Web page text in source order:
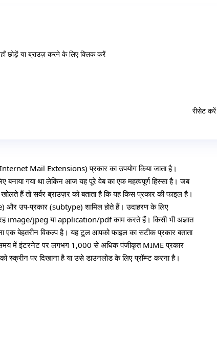
छोड़ें या ब्राउज़ करने के लिए क्लिक करें
रीसेट करें
Mail Extensions) प्रकार का उपयोग किया जाता है।
गया था लेकिन आज यह पूरे वेब का एक महत्वपूर्ण हिस्सा है। जब
हैं तो सर्वर ब्राउज़र को बताता है कि यह किस प्रकार की फाइल है।
और उप-प्रकार (subtype) शामिल होते हैं। उदाहरण के लिए
jpeg या application/pdf काम करते हैं। किसी भी अज्ञात
बेहतरीन विकल्प है। यह टूल आपको फाइल का सटीक प्रकार बताता
में इंटरनेट पर लगभग 1,000 से अधिक पंजीकृत MIME प्रकार
स्क्रीन पर दिखाना है या उसे डाउनलोड के लिए प्रॉम्प्ट करना है।